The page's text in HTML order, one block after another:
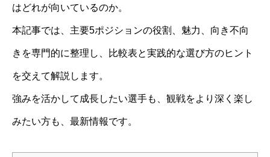
はどれが向いているのか。
本記事では、主要5ポジションの役割、魅力、向き不向
きを専門的に整理し、比較表と実践的な選び方のヒント
を交えて解説します。
強みを活かして成長したい選手も、観戦をより深く楽し
みたい方も、最新情報です。